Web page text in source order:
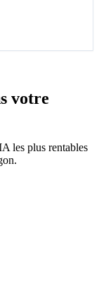
votre
les plus rentables